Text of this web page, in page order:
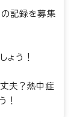
記録を募集
ょう！
夫？熱中症
！